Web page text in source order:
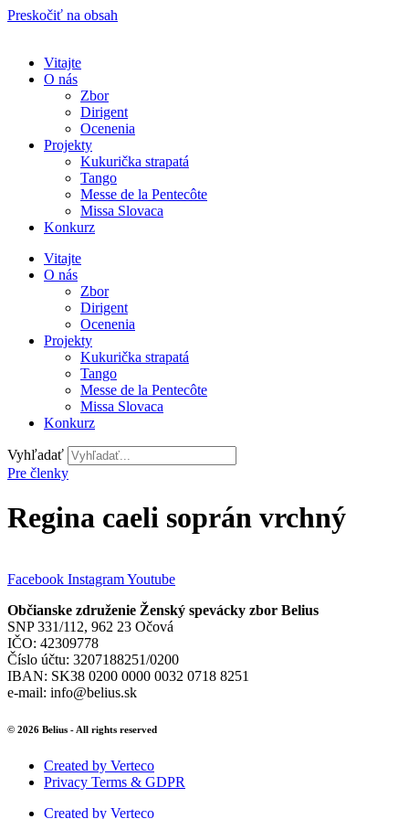
Preskočiť na obsah
Vitajte
O nás
Zbor
Dirigent
Ocenenia
Projekty
Kukurička strapatá
Tango
Messe de la Pentecôte
Missa Slovaca
Konkurz
Vitajte
O nás
Zbor
Dirigent
Ocenenia
Projekty
Kukurička strapatá
Tango
Messe de la Pentecôte
Missa Slovaca
Konkurz
Vyhľadať
Pre členky
Regina caeli soprán vrchný
Facebook InstagramYoutube
Občianske združenie Ženský spevácky zbor Belius
SNP 331/112, 962 23 Očová
IČO: 42309778
Číslo účtu: 3207188251/0200
IBAN: SK38 0200 0000 0032 0718 8251
e-mail: info@belius.sk
© 2026 Belius - All rights reserved
Created by Verteco
Privacy Terms & GDPR
Created by Verteco